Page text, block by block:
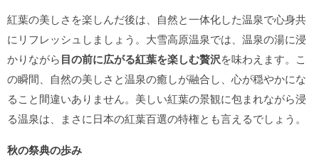
紅葉の美しさを楽しんだ後は、自然と一体化した温泉で心身共
にリフレッシュしましょう。大雪高原温泉では、温泉の湯に浸
かりながら目の前に広がる紅葉を楽しむ贅沢を味わえます。こ
の瞬間、自然の美しさと温泉の癒しが融合し、心が穏やかにな
ること間違いありません。美しい紅葉の景観に包まれながら浸
る温泉は、まさに日本の紅葉百選の特権とも言えるでしょう。
秋の祭典の歩み